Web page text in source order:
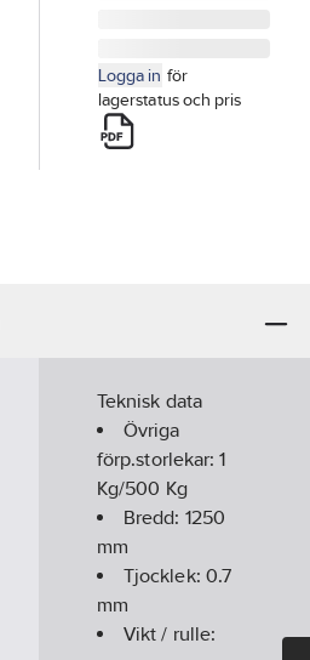
Logga in för
lagerstatus och pris
Teknisk data
Övriga
förp.storlekar:1
Kg/500 Kg
Bredd: 1250
mm
Tjocklek: 0.7
mm
Vikt / rulle: